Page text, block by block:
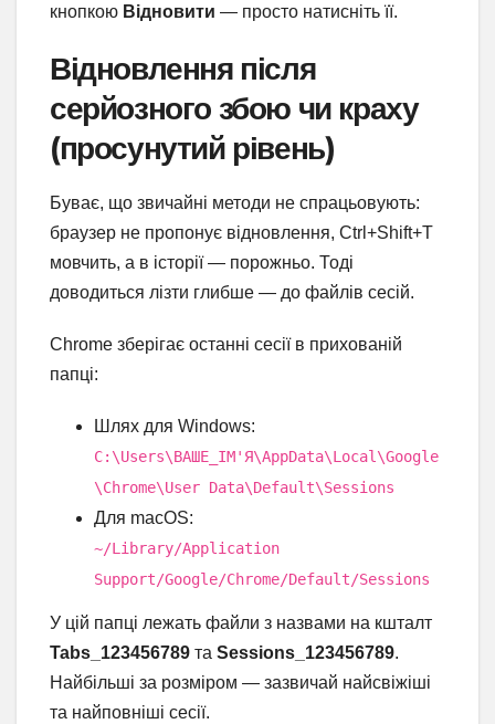
кнопкою Відновити — просто натисніть її.
Відновлення після
серйозного збою чи краху
(просунутий рівень)
Буває, що звичайні методи не спрацьовують:
браузер не пропонує відновлення, Ctrl+Shift+T
мовчить, а в історії — порожньо. Тоді
доводиться лізти глибше — до файлів сесій.
Chrome зберігає останні сесії в прихованій
папці:
Шлях для Windows:
C:\Users\ВАШЕ_ІМ'Я\AppData\Local\Google
\Chrome\User Data\Default\Sessions
Для macOS:
~/Library/Application
Support/Google/Chrome/Default/Sessions
У цій папці лежать файли з назвами на кшталт
Tabs_123456789 та Sessions_123456789.
Найбільші за розміром — зазвичай найсвіжіші
та найповніші сесії.